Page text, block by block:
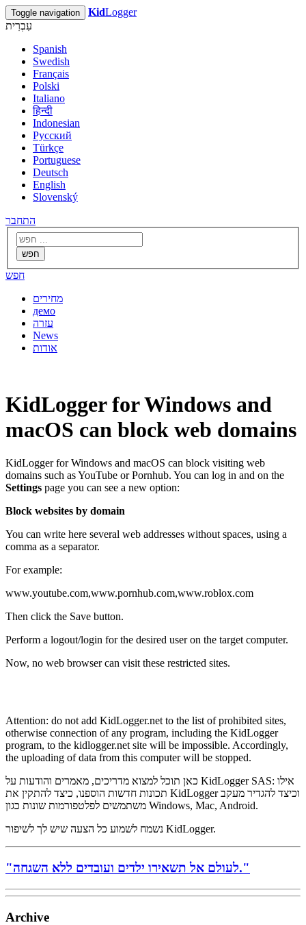
Toggle navigation KidLogger
עִבְרִית
Spanish
Swedish
Français
Polski
Italiano
हिन्दी
Indonesian
Русский
Türkçe
Portuguese
Deutsch
English
Slovenský
התחבר
חפש
חפש
מחירים
демо
עזרה
News
אודות
KidLogger for Windows and
macOS can block web domains
KidLogger for Windows and macOS can block visiting web
domains such as YouTube or Pornhub. You can log in and on the
Settings page you can see a new option:
Block websites by domain
You can write here several web addresses without spaces, using a
comma as a separator.
For example:
www.youtube.com,www.pornhub.com,www.roblox.com
Then click the Save button.
Perform a logout/login for the desired user on the target computer.
Now, no web browser can visit these restricted sites.
Attention: do not add KidLogger.net to the list of prohibited sites,
otherwise connection of any program, including the KidLogger
program, to the kidlogger.net site will be impossible. Accordingly,
the uploading of data from this computer will be stopped.
כאן תוכל למצוא מדריכים, מאמרים והודעות על KidLogger SAS: אילו
תכונות חדשות הוספנו, כיצד להתקין את KidLogger וכיצד להגדיר מעקב
משתמשים לפלטפורמות שונות כגון Windows, Mac, Android.
נשמח לשמוע כל הצעה שיש לך לשיפור KidLogger.
"לעולם אל תשאירו ילדים ועובדים ללא השגחה."
Archive